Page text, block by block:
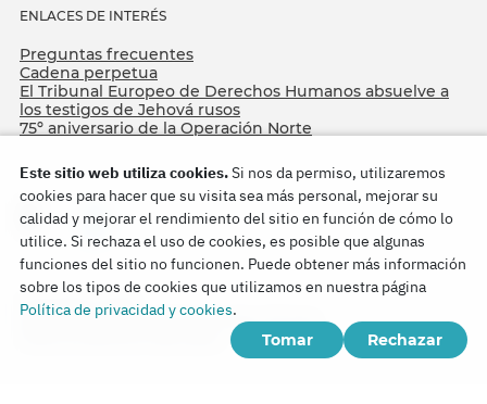
ENLACES DE INTERÉS
Preguntas frecuentes
Cadena perpetua
El Tribunal Europeo de Derechos Humanos absuelve a
los testigos de Jehová rusos
75º aniversario de la Operación Norte
Copyright © 2026
Watch Tower Bible and Tract Society of Korea.
Este sitio web utiliza cookies.Si nos da permiso, utilizaremos
cookies para hacer que su visita sea más personal, mejorar su
calidad y mejorar el rendimiento del sitio en función de cómo lo
utilice. Si rechaza el uso de cookies, es posible que algunas
funciones del sitio no funcionen. Puede obtener más información
sobre los tipos de cookies que utilizamos en nuestra página
Política de privacidad y cookies.
Tomar
Rechazar